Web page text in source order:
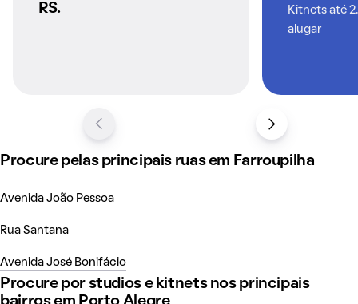
RS.
Kitnets até
alugar
Procure pelas principais ruas em Farroupilha
Avenida João Pessoa
Rua Santana
Avenida José Bonifácio
Procure por studios e kitnets nos principais